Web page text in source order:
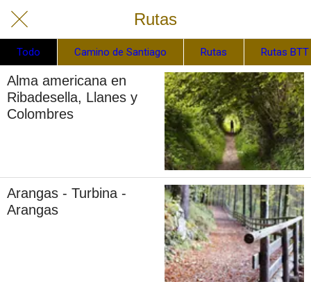
Rutas
Todo Camino de Santiago Rutas Rutas BTT
Alma americana en
Ribadesella, Llanes y
Colombres
Arangas - Turbina -
Arangas